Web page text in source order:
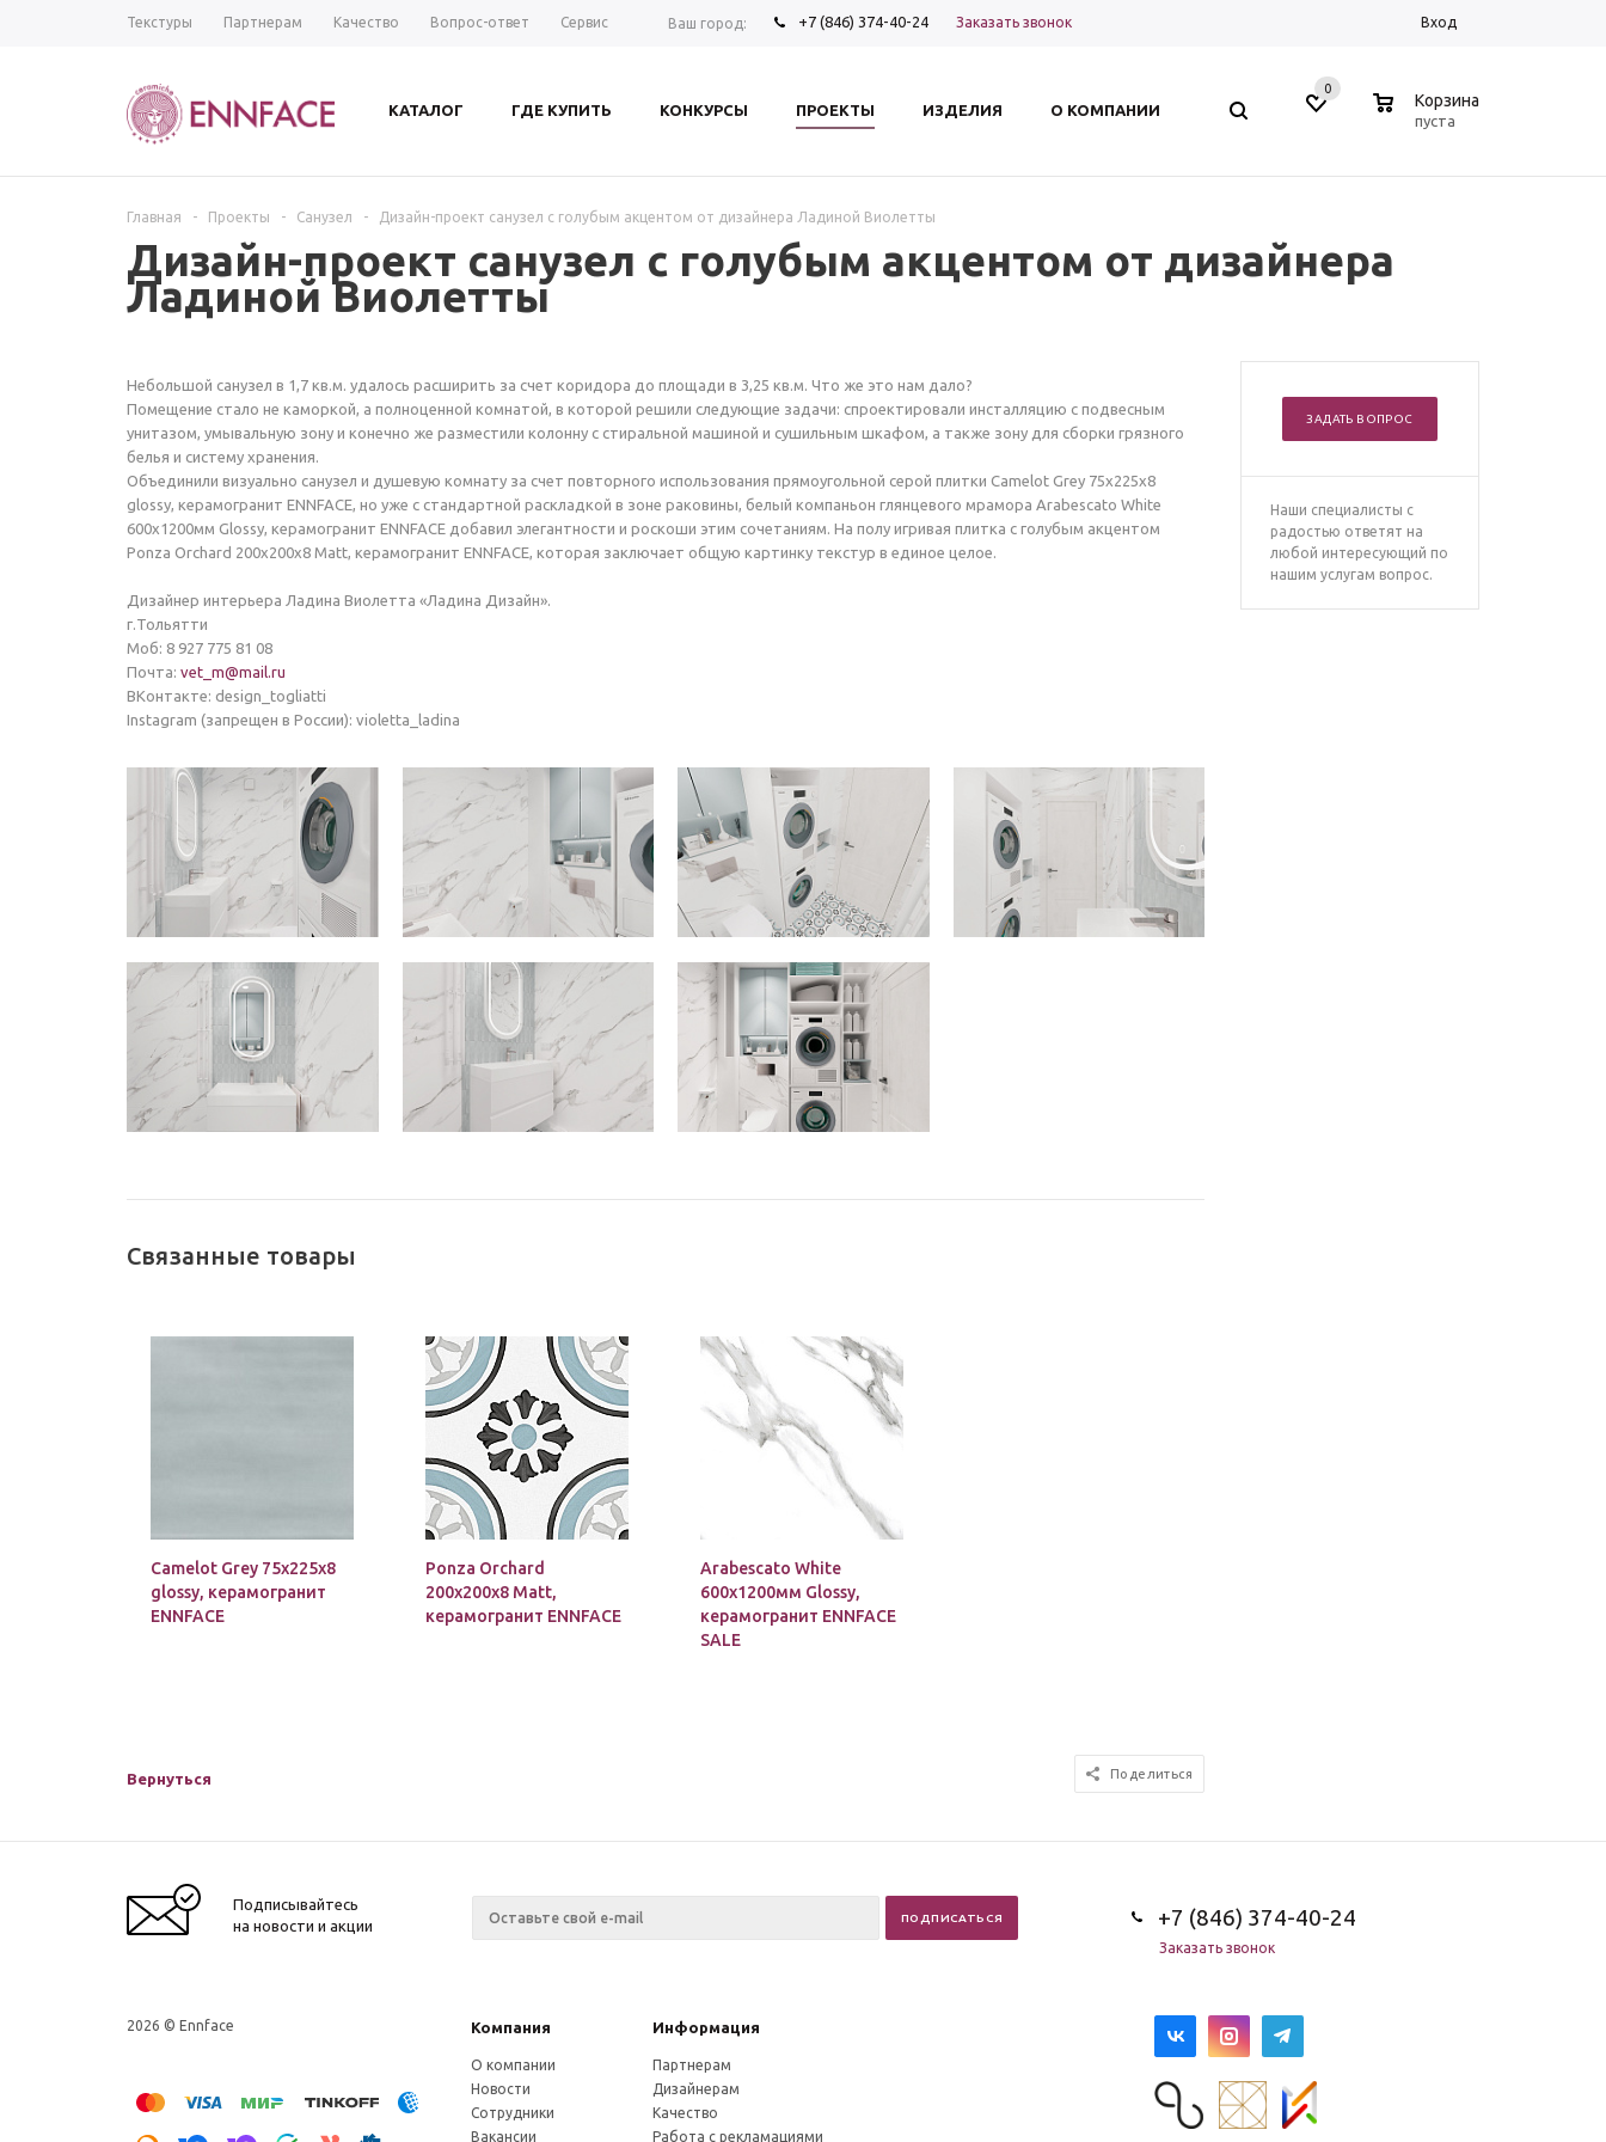
Текстуры Партнерам Качество Вопрос-ответ Сервис Ваш город: +7 (846) 374-40-24 Заказать звонок Вход
КАТАЛОГ ГДЕ КУПИТЬ КОНКУРСЫ ПРОЕКТЫ ИЗДЕЛИЯ О КОМПАНИИ
0
Корзина
пуста
Главная - Проекты - Санузел - Дизайн-проект санузел с голубым акцентом от дизайнера Ладиной Виолетты
Дизайн-проект санузел с голубым акцентом от дизайнера
Ладиной Виолетты
ЗАДАТЬ ВОПРОС
Наши специалисты с
радостью ответят на
любой интересующий по
нашим услугам вопрос.
Небольшой санузел в 1,7 кв.м. удалось расширить за счет коридора до площади в 3,25 кв.м. Что же это нам дало?
Помещение стало не каморкой, а полноценной комнатой, в которой решили следующие задачи: спроектировали инсталляцию с подвесным
унитазом, умывальную зону и конечно же разместили колонну с стиральной машиной и сушильным шкафом, а также зону для сборки грязного
белья и систему хранения.
Объединили визуально санузел и душевую комнату за счет повторного использования прямоугольной серой плитки Camelot Grey 75х225х8
glossy, керамогранит ENNFACE, но уже с стандартной раскладкой в зоне раковины, белый компаньон глянцевого мрамора Arabescato White
600х1200мм Glossy, керамогранит ENNFACE добавил элегантности и роскоши этим сочетаниям. На полу игривая плитка с голубым акцентом
Ponza Orchard 200х200х8 Matt, керамогранит ENNFACE, которая заключает общую картинку текстур в единое целое.
Дизайнер интерьера Ладина Виолетта «Ладина Дизайн».
г.Тольятти
Моб: 8 927 775 81 08
Почта: vet_m@mail.ru
ВКонтакте: design_togliatti
Instagram (запрещен в России): violetta_ladina
Связанные товары
Camelot Grey 75х225х8
glossy, керамогранит
ENNFACE
Ponza Orchard
200х200х8 Matt,
керамогранит ENNFACE
Arabescato White
600х1200мм Glossy,
керамогранит ENNFACE
SALE
Вернуться Поделиться
Подписывайтесь
на новости и акции
+7 (846) 374-40-24
Заказать звонок
2026 © Ennface Компания Информация
О компании
Новости
Сотрудники
Вакансии
Партнерам
Дизайнерам
Качество
Работа с рекламациями